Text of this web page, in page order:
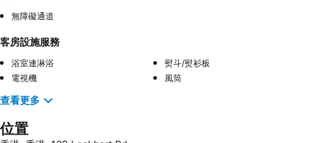
無障礙通道
客房設施服務
浴室連淋浴
熨斗/熨衫板
電視機
風筒
查看更多
位置